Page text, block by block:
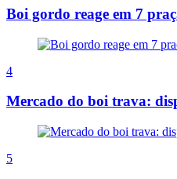
Boi gordo reage em 7
4
Mercado do boi trava:
5